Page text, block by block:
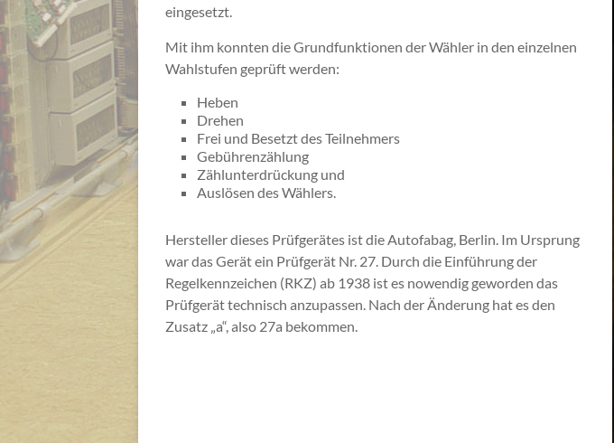
eingesetzt.
Mit ihm konnten die Grundfunktionen der Wähler in den einzelnen
Wahlstufen geprüft werden:
Heben
Drehen
Frei und Besetzt des Teilnehmers
Gebührenzählung
Zählunterdrückung und
Auslösen des Wählers.
Hersteller dieses Prüfgerätes ist die Autofabag, Berlin. Im Ursprung
war das Gerät ein Prüfgerät Nr. 27. Durch die Einführung der
Regelkennzeichen (RKZ) ab 1938 ist es nowendig geworden das
Prüfgerät technisch anzupassen. Nach der Änderung hat es den
Zusatz „a“, also 27a bekommen.